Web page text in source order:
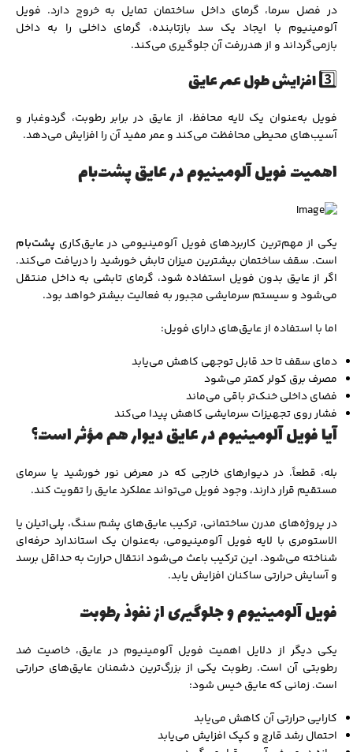
در فصل سرما، گرمای داخل ساختمان تمایل به خروج دارد. فویل
آلومینیوم با ایجاد یک سد بازتابنده، گرمای داخلی را به داخل
بازمی‌گرداند و از هدررفت آن جلوگیری می‌کند.
3️⃣ افزایش طول عمر عایق
فویل به‌عنوان یک لایه محافظ، از عایق در برابر رطوبت، گردوغبار و
آسیب‌های محیطی محافظت می‌کند و عمر مفید آن را افزایش می‌دهد.
اهمیت فویل آلومینیوم در عایق پشت‌بام
یکی از مهم‌ترین کاربردهای فویل آلومینیومی در عایق‌کاری پشت‌بام
است. سقف ساختمان بیشترین میزان تابش خورشید را دریافت می‌کند.
اگر از عایق بدون فویل استفاده شود، گرمای تابشی به داخل منتقل
می‌شود و سیستم سرمایشی مجبور به فعالیت بیشتر خواهد بود.
اما با استفاده از عایق‌های دارای فویل:
دمای سقف تا حد قابل توجهی کاهش می‌یابد
مصرف برق کولر کمتر می‌شود
فضای داخلی خنک‌تر باقی می‌ماند
فشار روی تجهیزات سرمایشی کاهش پیدا می‌کند
آیا فویل آلومینیوم در عایق دیوار هم مؤثر است؟
بله، قطعاً. در دیوارهای خارجی که در معرض نور خورشید یا سرمای
مستقیم قرار دارند، وجود فویل می‌تواند عملکرد عایق را تقویت کند.
در پروژه‌های مدرن ساختمانی، ترکیب عایق‌های پشم سنگ، پلی‌اتیلن یا
الاستومری با لایه فویل آلومینیومی، به‌عنوان یک استاندارد حرفه‌ای
شناخته می‌شود. این ترکیب باعث می‌شود انتقال حرارت به حداقل برسد
و آسایش حرارتی ساکنان افزایش یابد.
فویل آلومینیوم و جلوگیری از نفوذ رطوبت
یکی دیگر از دلایل اهمیت فویل آلومینیوم در عایق، خاصیت ضد
رطوبتی آن است. رطوبت یکی از بزرگ‌ترین دشمنان عایق‌های حرارتی
است. زمانی که عایق خیس شود:
کارایی حرارتی آن کاهش می‌یابد
احتمال رشد قارچ و کپک افزایش می‌یابد